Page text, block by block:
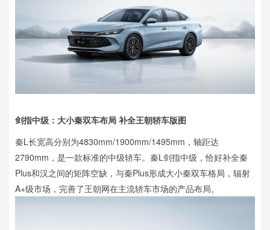
剑指中级：大小秦双车布局 补全王朝轿车版图
秦L长宽高分别为4830mm/1900mm/1495mm，轴距达
2790mm，是一款标准的中级轿车。秦L剑指中级，恰好补全秦
Plus和汉之间的矩阵空缺，与秦Plus形成大小秦双车格局，辐射
A+级市场，完善了王朝网在主流轿车市场的产品布局。